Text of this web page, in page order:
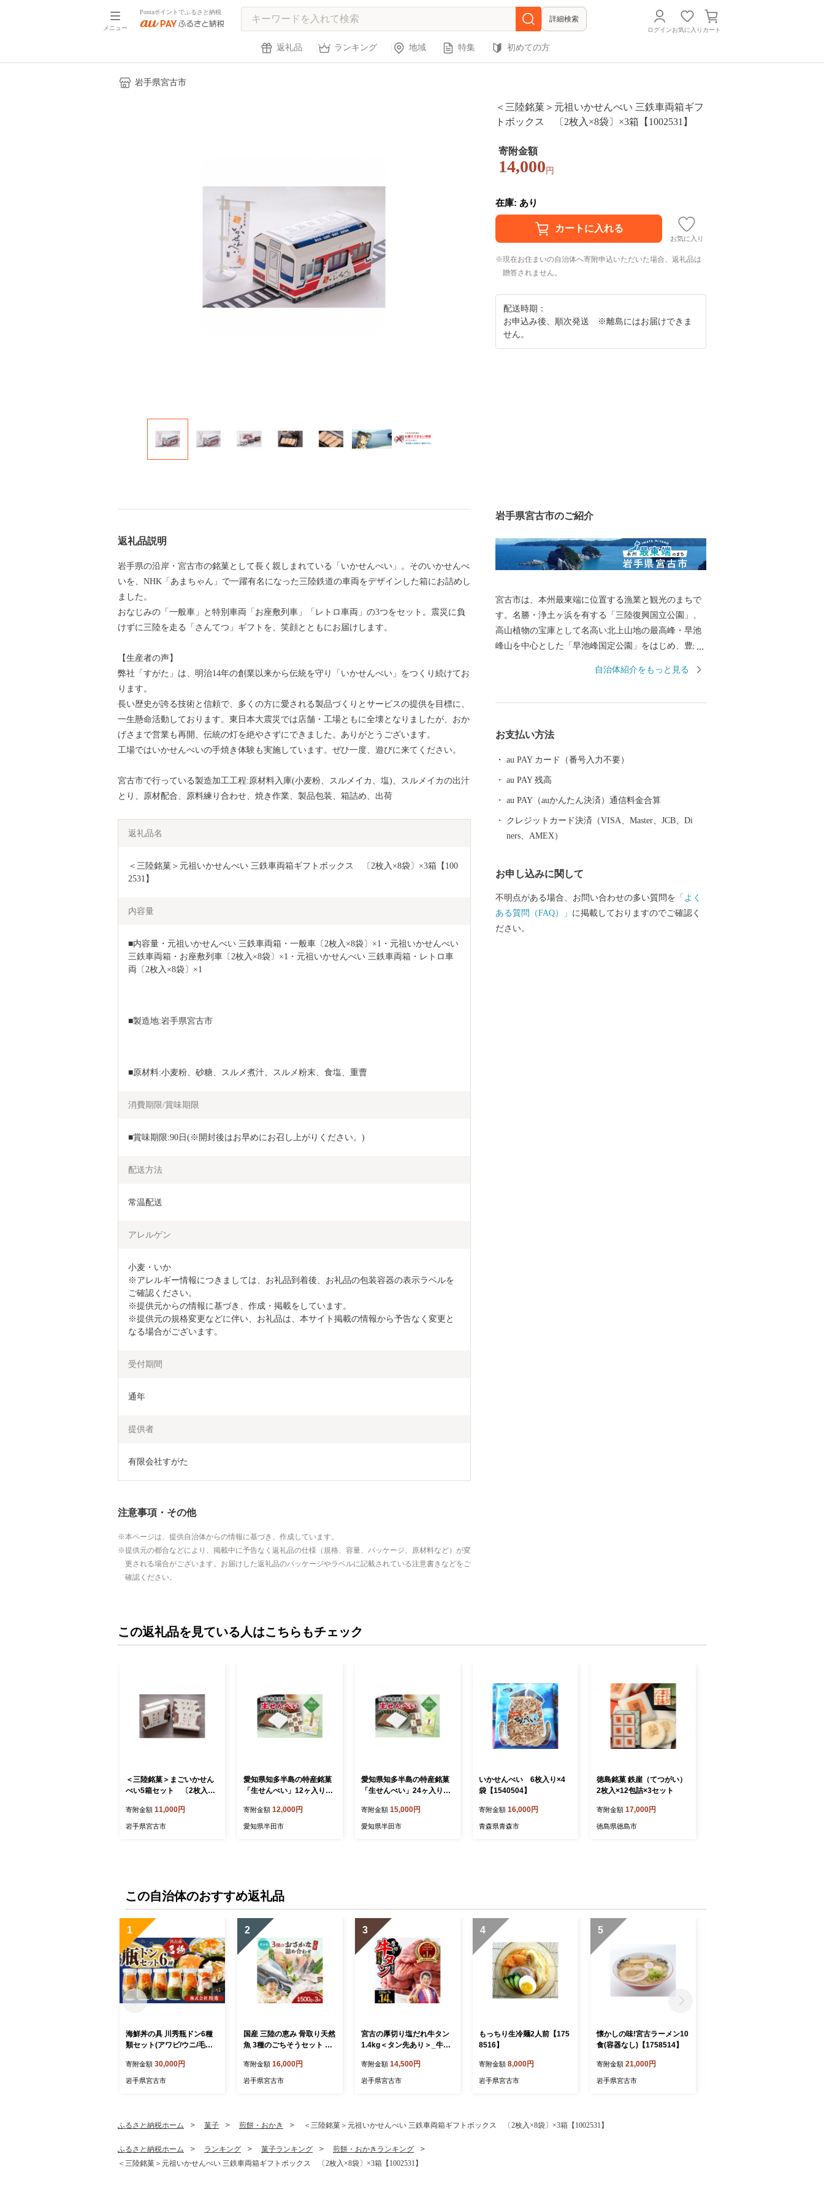
メニュー
Pontaポイントでふるさと納税
詳細検索
ログインお気に入り カート
返礼品 ランキング 地域 特集 初めての方
岩手県宮古市
＜三陸銘菓＞元祖いかせんべい 三鉄車両箱ギフ
トボックス 〔2枚入×8袋〕×3箱【1002531】
寄附金額
14,000 円
在庫: あり
お気に入り
現在お住まいの自治体へ寄附申込いただいた場合、返礼品は
贈答されません。
配送時期：
お申込み後、順次発送 ※離島にはお届けできま
せん。
返礼品説明
岩手県の沿岸・宮古市の銘菓として長く親しまれている「いかせんべい」。そのいかせんべ
いを、NHK「あまちゃん」で一躍有名になった三陸鉄道の車両をデザインした箱にお詰めし
ました。
おなじみの「一般車」と特別車両「お座敷列車」「レトロ車両」の3つをセット。震災に負
けずに三陸を走る「さんてつ」ギフトを、笑顔とともにお届けします。
【生産者の声】
弊社「すがた」は、明治14年の創業以来から伝統を守り「いかせんべい」をつくり続けてお
ります。
長い歴史が誇る技術と信頼で、多くの方に愛される製品づくりとサービスの提供を目標に、
一生懸命活動しております。東日本大震災では店舗・工場ともに全壊となりましたが、おか
げさまで営業も再開、伝統の灯を絶やさずにできました。ありがとうございます。
工場ではいかせんべいの手焼き体験も実施しています。ぜひ一度、遊びに来てください。
宮古市で行っている製造加工工程:原材料入庫(小麦粉、スルメイカ、塩)、スルメイカの出汁
とり、原材配合、原料練り合わせ、焼き作業、製品包装、箱詰め、出荷
返礼品名
＜三陸銘菓＞元祖いかせんべい 三鉄車両箱ギフトボックス　〔2枚入×8袋〕×3箱【100
2531】
内容量
■内容量・元祖いかせんべい 三鉄車両箱・一般車〔2枚入×8袋〕×1・元祖いかせんべい
三鉄車両箱・お座敷列車〔2枚入×8袋〕×1・元祖いかせんべい 三鉄車両箱・レトロ車
両〔2枚入×8袋〕×1
■製造地:岩手県宮古市
■原材料:小麦粉、砂糖、スルメ煮汁、スルメ粉末、食塩、重曹
消費期限/賞味期限
■賞味期限:90日(※開封後はお早めにお召し上がりください。)
配送方法
常温配送
アレルゲン
小麦・いか
※アレルギー情報につきましては、お礼品到着後、お礼品の包装容器の表示ラベルを
ご確認ください。
※提供元からの情報に基づき、作成・掲載をしています。
※提供元の規格変更などに伴い、お礼品は、本サイト掲載の情報から予告なく変更と
なる場合がございます。
受付期間
通年
提供者
有限会社すがた
注意事項・その他
本ページは、提供自治体からの情報に基づき、作成しています。
提供元の都合などにより、掲載中に予告なく返礼品の仕様（規格、容量、パッケージ、原材料など）が変
更される場合がございます。お届けした返礼品のパッケージやラベルに記載されている注意書きなどをご
確認ください。
岩手県宮古市のご紹介
宮古市は、本州最東端に位置する漁業と観光のまちで
す。名勝・浄土ヶ浜を有する「三陸復興国立公園」、
高山植物の宝庫として名高い北上山地の最高峰・早池
峰山を中心とした「早池峰国定公園」をはじめ、豊か
は、平成25年9月に「三陸ジオパーク」として、地球や
重な財産が奪われました。以来、全国の皆様から多大
ます。 宮古市は、必ずや復興いたします。 --------------
------------------------------------------- □寄附金受領証明書
について 返礼品と寄附金受領証明書は、別々に発送し
付先 〒134-8691 日本郵便株式会社葛西郵便局私書箱第
自治体紹介をもっと見る
お支払い方法
au PAY カード（番号入力不要）
au PAY 残高
au PAY（auかんたん決済）通信料金合算
クレジットカード決済（VISA、Master、JCB、Di
ners、AMEX）
お申し込みに関して
不明点がある場合、お問い合わせの多い質問を 「よく
ある質問（FAQ）」 に掲載しておりますのでご確認く
ださい。
この返礼品を見ている人はこちらもチェック
＜三陸銘菓＞まごいかせん
べい5箱セット 〔2枚入×6
寄附金額 11,000円
岩手県宮古市
愛知県知多半島の特産銘菓
「生せんべい」12ヶ入り箱
寄附金額 12,000円
愛知県半田市
愛知県知多半島の特産銘菓
「生せんべい」24ヶ入り箱
寄附金額 15,000円
愛知県半田市
いかせんべい 6枚入り×4
袋【1540504】
寄附金額 16,000円
青森県青森市
徳島銘菓 鉄崖（てつがい）
2枚入×12包詰×3セット
寄附金額 17,000円
徳島県徳島市
この自治体のおすすめ返礼品
1
海鮮丼の具 川秀瓶ドン6種
類セット(アワビ/ウニ/毛ガ
ラ・メカブ入り!_海鮮丼 瓶
ドン あわび うに 毛蟹 毛ガ
【1678663】
寄附金額 30,000円
岩手県宮古市
2
国産 三陸の恵み 骨取り天然
魚 3種のごちそうセット 秋
1.5kg【1652973】
寄附金額 16,000円
岩手県宮古市
3
宮古の厚切り塩だれ牛タン
1.4kg＜タン先あり＞_牛た
れ牛タン 厚切り牛タン【16
36569】
寄附金額 14,500円
岩手県宮古市
4
もっちり生冷麺2人前【175
8516】
寄附金額 8,000円
岩手県宮古市
5
懐かしの味!宮古ラーメン10
食(容器なし)【1758514】
寄附金額 21,000円
岩手県宮古市
ふるさと納税ホーム 菓子 煎餅・おかき ＜三陸銘菓＞元祖いかせんべい 三鉄車両箱ギフトボックス 〔2枚入×8袋〕×3箱【1002531】
ふるさと納税ホーム ランキング 菓子ランキング
煎餅・おかきランキング
＜三陸銘菓＞元祖いかせんべい 三鉄車両箱ギフトボックス 〔2枚入×8袋〕×3箱【1002531】